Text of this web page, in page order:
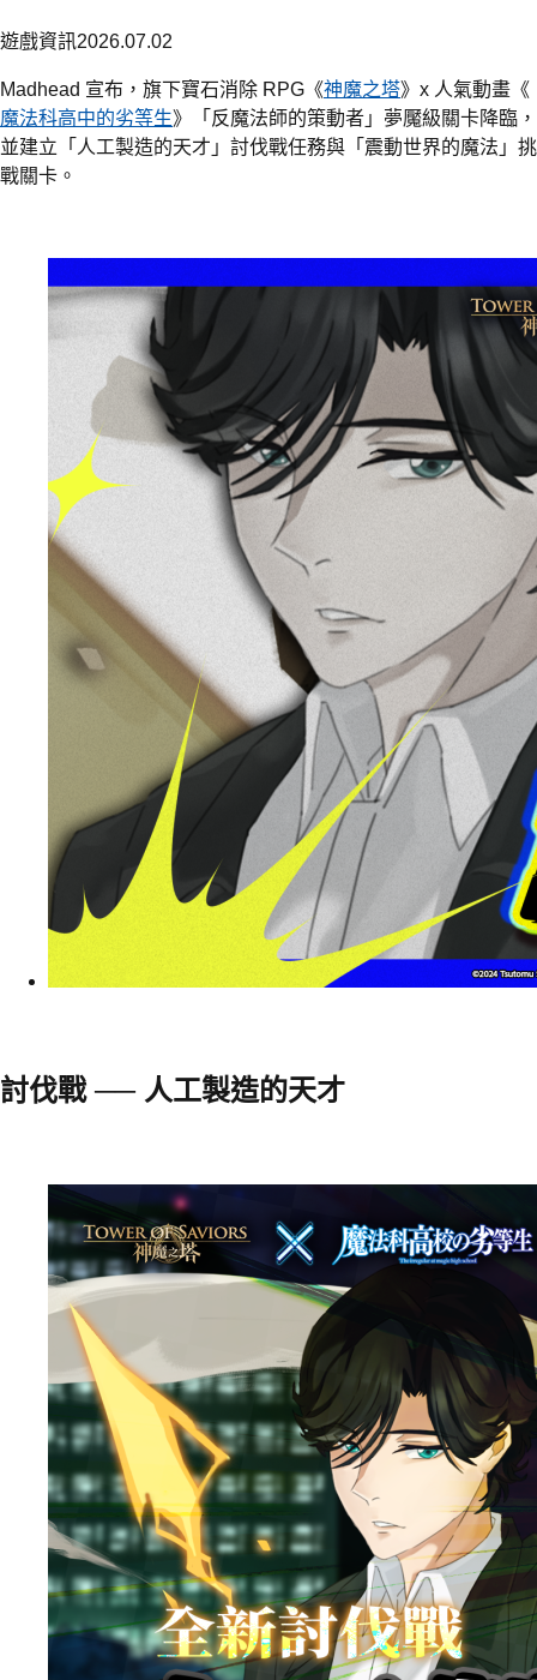
遊戲資訊2026.07.02
Madhead 宣布，旗下寶石消除 RPG《神魔之塔》x 人氣動畫《
魔法科高中的劣等生》「反魔法師的策動者」夢魘級關卡降臨，
並建立「人工製造的天才」討伐戰任務與「震動世界的魔法」挑
戰關卡。
討伐戰 ── 人工製造的天才